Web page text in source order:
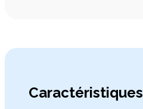
Caractéristiques